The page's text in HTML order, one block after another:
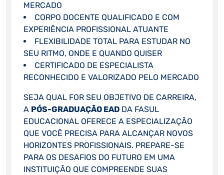
MERCADO
CORPO DOCENTE QUALIFICADO E COM
EXPERIÊNCIA PROFISSIONAL ATUANTE
FLEXIBILIDADE TOTAL PARA ESTUDAR NO
SEU RITMO, ONDE E QUANDO QUISER
CERTIFICADO DE ESPECIALISTA
RECONHECIDO E VALORIZADO PELO MERCADO
SEJA QUAL FOR SEU OBJETIVO DE CARREIRA,
A PÓS-GRADUAÇÃO EADDA FASUL
EDUCACIONAL OFERECE A ESPECIALIZAÇÃO
QUE VOCÊ PRECISA PARA ALCANÇAR NOVOS
HORIZONTES PROFISSIONAIS. PREPARE-SE
PARA OS DESAFIOS DO FUTURO EM UMA
INSTITUIÇÃO QUE COMPREENDE SUAS